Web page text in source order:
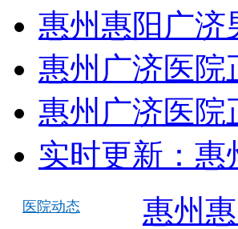
惠州惠阳广济
惠州广济医院
惠州广济医院
实时更新：惠
医院动态
惠州